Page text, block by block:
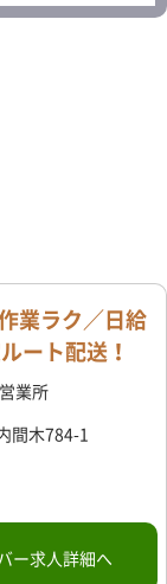
業ラク／日給
ート配送！
業所
間木784-1
ー求人詳細へ